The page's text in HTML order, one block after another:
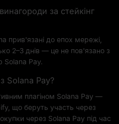
за стейкінг
прив'язані до епох мережі,
2–3 днів — це не пов'язано з
Solana Pay.
Solana Pay?
плагіном Solana Pay —
що беруть участь через
через Solana Pay під час